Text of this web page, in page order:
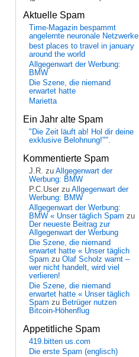
Aktuelle Spam
Time-Magazin bespammt
angelernte neuronale Netzwerke
best places to travel in january
around the world
Allgegenwart der Werbung:
BMW
Die Szene, die niemand
erwartet hatte
Marietta
Ein Jahr alte Spam
"Die Zeit läuft ab! Hol dir deine
exklusive Belohnung!"".
Kommentierte Spam
J.R. zu Allgegenwart der
Werbung: BMW
P.C.User zu Allgegenwart der
Werbung: BMW
Allgegenwart der Werbung:
BMW « Unser täglich Spam zu
Der neueste Beitrag zur
Allgegenwart der Werbung
Die Szene, die niemand
erwartet hatte « Unser täglich
Spam zu Olaf Scholz warnt –
wer nicht handelt, wird viel
verlieren!
Die Szene, die niemand
erwartet hatte « Unser täglich
Spam zu Betrüger nutzen
Bitcoin-Höhenflug
Appetitliche Spam
419.bitten us.com
Die erste Spam (englisch)